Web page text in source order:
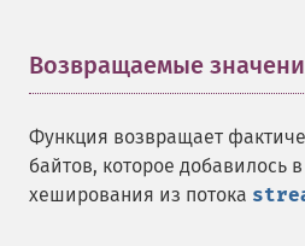
Возвращаемые
Функция возвращает
байтов, которое добавилось в
хеширования из потока